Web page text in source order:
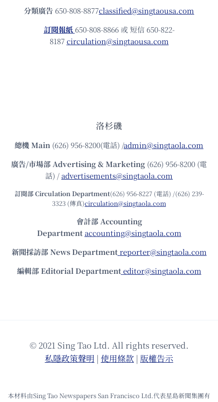
分類廣告 650-808-8877classified@singtaousa.com
訂閱報紙 650-808-8866 或 短信 650-822-
8187circulation@singtaousa.com
洛杉磯
總機Main (626) 956-8200(電話) /admin@singtaola.com
廣告/市場部Advertising & Marketing (626) 956-8200 (電
話) /advertisements@singtaola.com
訂閱部 Circulation Department(626) 956-8227 (電話) /(626) 239-
3323 (傳真)circulation@singtaola.com
會計部 Accounting
Department accounting@singtaola.com
新聞採訪部 News Department reporter@singtaola.com
編輯部 Editorial Department editor@singtaola.com
© 2021 Sing Tao Ltd. All rights reserved.
私隱政策聲明 | 使⽤條款 | 版權告⽰
本材料由Sing Tao Newspapers San Francisco Ltd.代表星島新聞集團有